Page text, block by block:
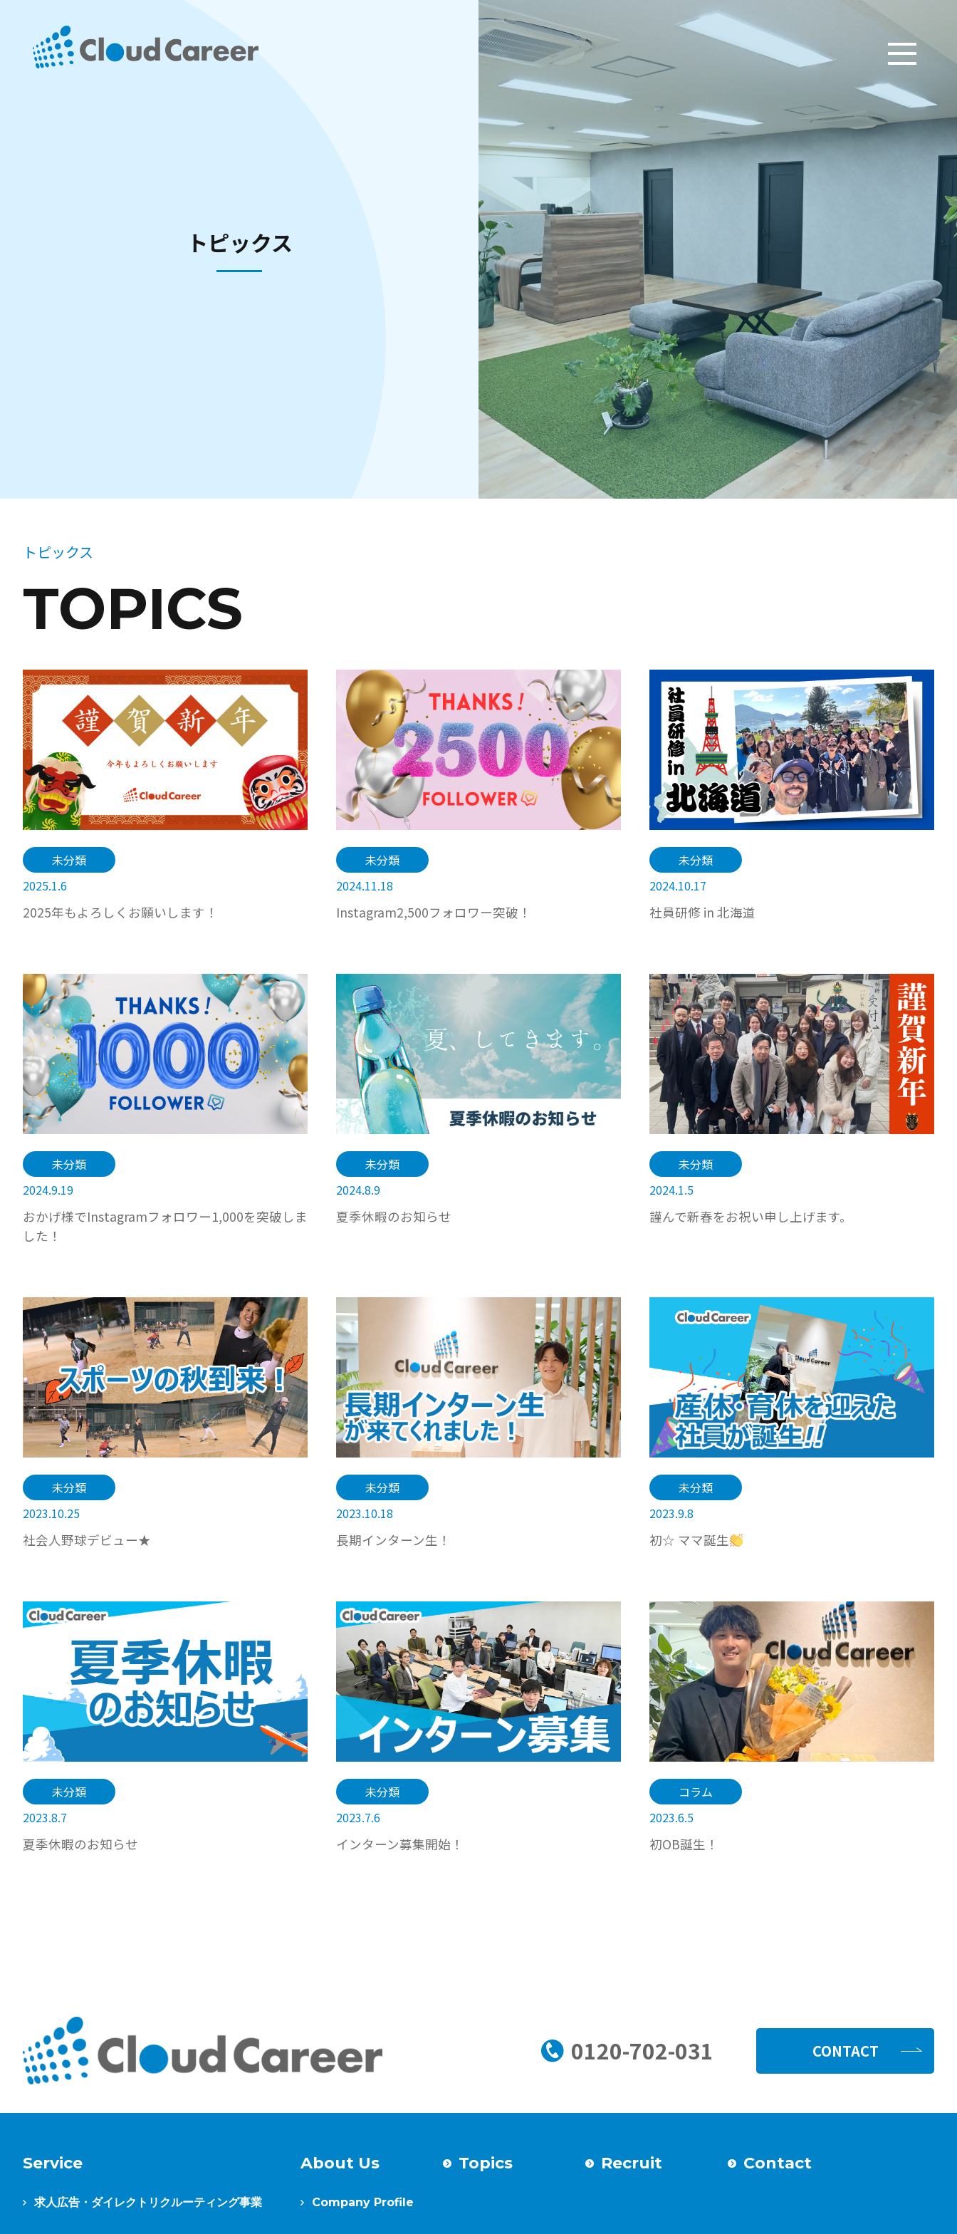
トピックス
トピックス
TOPICS
未分類
2025.1.6
2025年もよろしくお願いします！
未分類
2024.11.18
Instagram2,500フォロワー突破！
未分類
2024.10.17
社員研修 in 北海道
未分類
2024.9.19
おかげ様でInstagramフォロワー1,000を突破しま
した！
未分類
2024.8.9
夏季休暇のお知らせ
未分類
2024.1.5
謹んで新春をお祝い申し上げます。
未分類
2023.10.25
社会人野球デビュー★
未分類
2023.10.18
長期インターン生！
未分類
2023.9.8
初☆ ママ誕生
未分類
2023.8.7
夏季休暇のお知らせ
未分類
2023.7.6
インターン募集開始！
コラム
2023.6.5
初OB誕生！
0120-702-031 CONTACT
Service
求人広告・ダイレクトリクルーティング事業
About Us
Company Profile
Topics Recruit Contact